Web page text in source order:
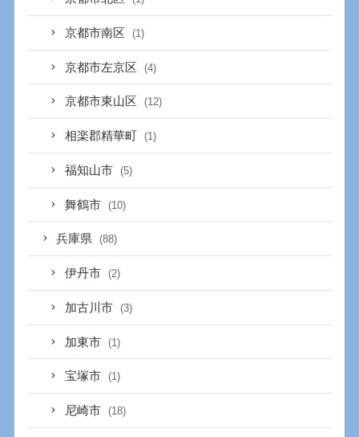
京都市南区 (1)
京都市左京区 (4)
京都市東山区 (12)
相楽郡精華町 (1)
福知山市 (5)
舞鶴市 (10)
兵庫県 (88)
伊丹市 (2)
加古川市 (3)
加東市 (1)
宝塚市 (1)
尼崎市 (18)